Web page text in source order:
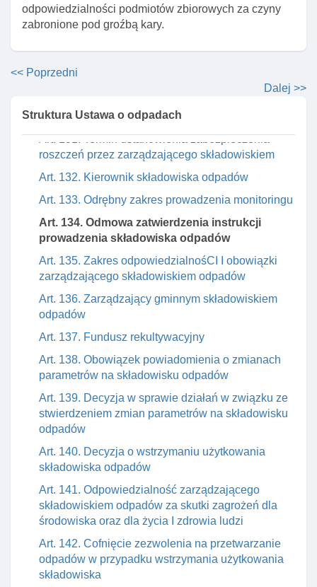
odpowiedzialności podmiotów zbiorowych za czyny
zabronione pod groźbą kary.
<< Poprzedni
Dalej >>
Struktura Ustawa o odpadach
Art. 128. Warunki rozpoczęcia prowadzenia
składowiska odpadów
składowiska odpadów
Art. 131. Termin ustanowienia zabezpieczenia
roszczeń przez zarządzającego składowiskiem
Art. 132. Kierownik składowiska odpadów
Art. 133. Odrębny zakres prowadzenia monitoringu
Art. 134. Odmowa zatwierdzenia instrukcji
prowadzenia składowiska odpadów
Art. 135. Zakres odpowiedzialnośCI I obowiązki
zarządzającego składowiskiem odpadów
Art. 136. Zarządzający gminnym składowiskiem
odpadów
Art. 137. Fundusz rekultywacyjny
Art. 138. Obowiązek powiadomienia o zmianach
parametrów na składowisku odpadów
Art. 139. Decyzja w sprawie działań w związku ze
stwierdzeniem zmian parametrów na składowisku
odpadów
Art. 140. Decyzja o wstrzymaniu użytkowania
składowiska odpadów
Art. 141. Odpowiedzialność zarządzającego
składowiskiem odpadów za skutki zagrożeń dla
środowiska oraz dla życia I zdrowia ludzi
Art. 142. Cofnięcie zezwolenia na przetwarzanie
odpadów w przypadku wstrzymania użytkowania
składowiska